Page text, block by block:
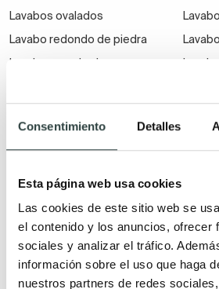
Consentimiento Detalles
Esta página web usa cookies
Las cookies de este sitio web se
el contenido y los anuncios, ofrecer
sociales y analizar el tráfico.
información sobre el uso que haga
nuestros partners de redes
Lavabos ovalados
Lavabo redondo de piedra
Lavabos cuadrados
Lavabos para baños
pequeños